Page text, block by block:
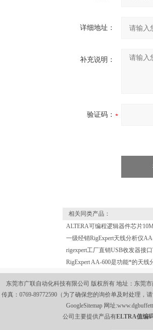
详细地址：
补充说明：
验证码：
相关同类产品：
RigExpert AA-600是功能*的天线
东莞市广联自动化科技有限公司 版权所有 地址：东莞
传真：0769-89772590（为了确保您的询价单及时处理，
GoogleSitemap 网址:
公司主要提供产品有ELTRA值编